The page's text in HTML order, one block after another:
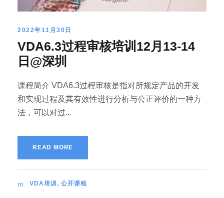
2022年11月30日
VDA6.3过程审核培训12月13-14
日@深圳
课程简介 VDA6.3过程审核是指对所规定产品的开发
和实现过程及其有效性进行分析与公正评价的一种方
法，可以对过...
READ MORE
VDA培训 , 公开课程